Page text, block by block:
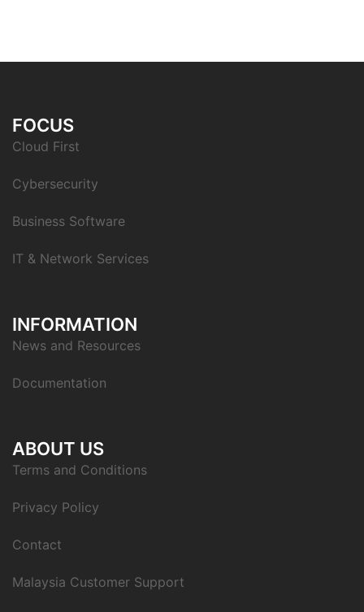
FOCUS
Cloud First
Cybersecurity
Business Software
IT & Network Services
INFORMATION
News and Resources
Documentation
ABOUT US
Terms and Conditions
Privacy Policy
Contact
Malaysia Customer Support